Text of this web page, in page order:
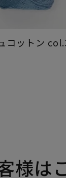
コットン
様は